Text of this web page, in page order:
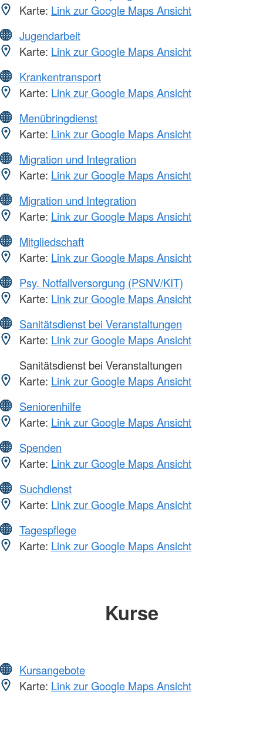
Karte: Link zur Google Maps Ansicht
Jugendarbeit
Karte: Link zur Google Maps Ansicht
Krankentransport
Karte: Link zur Google Maps Ansicht
Menübringdienst
Karte: Link zur Google Maps Ansicht
Migration und Integration
Karte: Link zur Google Maps Ansicht
Migration und Integration
Karte: Link zur Google Maps Ansicht
Mitgliedschaft
Karte: Link zur Google Maps Ansicht
Psy. Notfallversorgung (PSNV/KIT)
Karte: Link zur Google Maps Ansicht
Sanitätsdienst bei Veranstaltungen
Karte: Link zur Google Maps Ansicht
Sanitätsdienst bei Veranstaltungen
Karte: Link zur Google Maps Ansicht
Seniorenhilfe
Karte: Link zur Google Maps Ansicht
Spenden
Karte: Link zur Google Maps Ansicht
Suchdienst
Karte: Link zur Google Maps Ansicht
Tagespflege
Karte: Link zur Google Maps Ansicht
Kurse
Kursangebote
Karte: Link zur Google Maps Ansicht